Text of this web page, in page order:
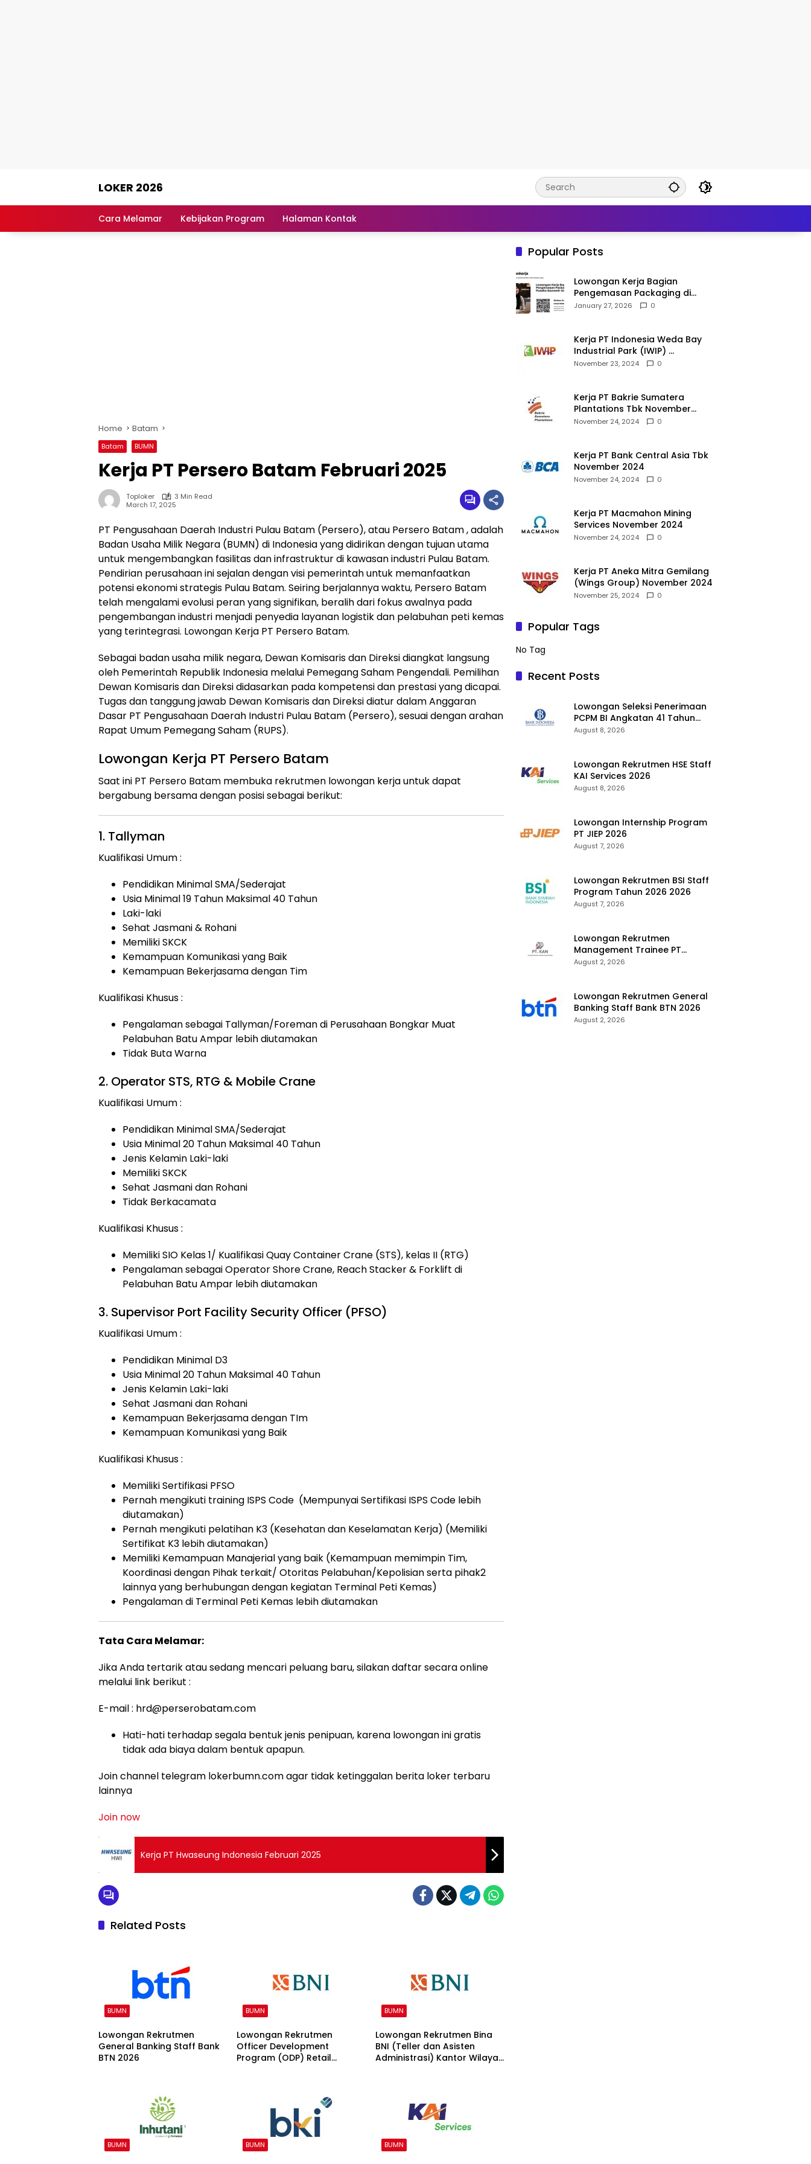
LOKER 2026
Lowongan
Cara Melamar Kebijakan Program Halaman Kontak
Home Batam
Batam BUMN
Kerja PT Persero Batam Februari 2025
Toploker
3 Min Read
March 17, 2025
PT Pengusahaan Daerah Industri Pulau Batam (Persero), atau Persero Batam , adalah
Badan Usaha Milik Negara (BUMN) di Indonesia yang didirikan dengan tujuan utama
untuk mengembangkan fasilitas dan infrastruktur di kawasan industri Pulau Batam.
Pendirian perusahaan ini sejalan dengan visi pemerintah untuk memanfaatkan
potensi ekonomi strategis Pulau Batam. Seiring berjalannya waktu, Persero Batam
telah mengalami evolusi peran yang signifikan, beralih dari fokus awalnya pada
pengembangan industri menjadi penyedia layanan logistik dan pelabuhan peti kemas
yang terintegrasi. Lowongan Kerja PT Persero Batam.
Sebagai badan usaha milik negara, Dewan Komisaris dan Direksi diangkat langsung
oleh Pemerintah Republik Indonesia melalui Pemegang Saham Pengendali. Pemilihan
Dewan Komisaris dan Direksi didasarkan pada kompetensi dan prestasi yang dicapai.
Tugas dan tanggung jawab Dewan Komisaris dan Direksi diatur dalam Anggaran
Dasar PT Pengusahaan Daerah Industri Pulau Batam (Persero), sesuai dengan arahan
Rapat Umum Pemegang Saham (RUPS).
Lowongan Kerja PT Persero Batam
Saat ini PT Persero Batam membuka rekrutmen lowongan kerja untuk dapat
bergabung bersama dengan posisi sebagai berikut:
1. Tallyman
Kualifikasi Umum :
Pendidikan Minimal SMA/Sederajat
Usia Minimal 19 Tahun Maksimal 40 Tahun
Laki-laki
Sehat Jasmani & Rohani
Memiliki SKCK
Kemampuan Komunikasi yang Baik
Kemampuan Bekerjasama dengan Tim
Kualifikasi Khusus :
Pengalaman sebagai Tallyman/Foreman di Perusahaan Bongkar Muat
Pelabuhan Batu Ampar lebih diutamakan
Tidak Buta Warna
2. Operator STS, RTG & Mobile Crane
Kualifikasi Umum :
Pendidikan Minimal SMA/Sederajat
Usia Minimal 20 Tahun Maksimal 40 Tahun
Jenis Kelamin Laki-laki
Memiliki SKCK
Sehat Jasmani dan Rohani
Tidak Berkacamata
Kualifikasi Khusus :
Memiliki SIO Kelas 1/ Kualifikasi Quay Container Crane (STS), kelas II (RTG)
Pengalaman sebagai Operator Shore Crane, Reach Stacker & Forklift di
Pelabuhan Batu Ampar lebih diutamakan
3. Supervisor Port Facility Security Officer (PFSO)
Kualifikasi Umum :
Pendidikan Minimal D3
Usia Minimal 20 Tahun Maksimal 40 Tahun
Jenis Kelamin Laki-laki
Sehat Jasmani dan Rohani
Kemampuan Bekerjasama dengan TIm
Kemampuan Komunikasi yang Baik
Kualifikasi Khusus :
Memiliki Sertifikasi PFSO
Pernah mengikuti training ISPS Code (Mempunyai Sertifikasi ISPS Code lebih
diutamakan)
Pernah mengikuti pelatihan K3 (Kesehatan dan Keselamatan Kerja) (Memiliki
Sertifikat K3 lebih diutamakan)
Memiliki Kemampuan Manajerial yang baik (Kemampuan memimpin Tim,
Koordinasi dengan Pihak terkait/ Otoritas Pelabuhan/Kepolisian serta pihak2
lainnya yang berhubungan dengan kegiatan Terminal Peti Kemas)
Pengalaman di Terminal Peti Kemas lebih diutamakan
Tata Cara Melamar:
Jika Anda tertarik atau sedang mencari peluang baru, silakan daftar secara online
melalui link berikut :
E-mail : hrd@perserobatam.com
Hati-hati terhadap segala bentuk jenis penipuan, karena lowongan ini gratis
tidak ada biaya dalam bentuk apapun.
Join channel telegram lokerbumn.com agar tidak ketinggalan berita loker terbaru
lainnya
Join now
Kerja PT Hwaseung Indonesia Februari 2025
Related Posts
BUMN
Lowongan Rekrutmen
General Banking Staff Bank
BTN 2026
BUMN
Lowongan Rekrutmen
Officer Development
Program (ODP) Retail
BUMN
Lowongan Rekrutmen Bina
BNI (Teller dan Asisten
Administrasi) Kantor Wilayah
BUMN BUMN BUMN
Popular Posts
Lowongan Kerja Bagian
Pengemasan Packaging di
Pusaka Souvenir Gallery
January 27, 2026 0
Kerja PT Indonesia Weda Bay
Industrial Park (IWIP)
November 2024
November 23, 2024 0
Kerja PT Bakrie Sumatera
Plantations Tbk November
2024
November 24, 2024 0
Kerja PT Bank Central Asia Tbk
November 2024
November 24, 2024 0
Kerja PT Macmahon Mining
Services November 2024
November 24, 2024 0
Kerja PT Aneka Mitra Gemilang
(Wings Group) November 2024
November 25, 2024 0
Popular Tags
No Tag
Recent Posts
Lowongan Seleksi Penerimaan
PCPM BI Angkatan 41 Tahun
2026 2026
August 8, 2026
Lowongan Rekrutmen HSE Staff
KAI Services 2026
August 8, 2026
Lowongan Internship Program
PT JIEP 2026
August 7, 2026
Lowongan Rekrutmen BSI Staff
Program Tahun 2026 2026
August 7, 2026
Lowongan Rekrutmen
Management Trainee PT
Kalimantan Alumina Nusantara
August 2, 2026
Lowongan Rekrutmen General
Banking Staff Bank BTN 2026
August 2, 2026